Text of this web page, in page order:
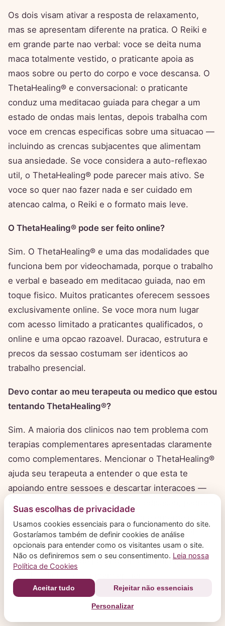
Os dois visam ativar a resposta de relaxamento,
mas se apresentam diferente na pratica. O Reiki e
em grande parte nao verbal: voce se deita numa
maca totalmente vestido, o praticante apoia as
maos sobre ou perto do corpo e voce descansa. O
ThetaHealing® e conversacional: o praticante
conduz uma meditacao guiada para chegar a um
estado de ondas mais lentas, depois trabalha com
voce em crencas especificas sobre uma situacao —
incluindo as crencas subjacentes que alimentam
sua ansiedade. Se voce considera a auto-reflexao
util, o ThetaHealing® pode parecer mais ativo. Se
voce so quer nao fazer nada e ser cuidado em
atencao calma, o Reiki e o formato mais leve.
O ThetaHealing® pode ser feito online?
Sim. O ThetaHealing® e uma das modalidades que
funciona bem por videochamada, porque o trabalho
e verbal e baseado em meditacao guiada, nao em
toque fisico. Muitos praticantes oferecem sessoes
exclusivamente online. Se voce mora num lugar
com acesso limitado a praticantes qualificados, o
online e uma opcao razoavel. Duracao, estrutura e
precos da sessao costumam ser identicos ao
trabalho presencial.
Devo contar ao meu terapeuta ou medico que estou
tentando ThetaHealing®?
Sim. A maioria dos clinicos nao tem problema com
terapias complementares apresentadas claramente
como complementares. Mencionar o ThetaHealing®
ajuda seu terapeuta a entender o que esta te
apoiando entre sessoes e descartar interacoes —
de sono ou material terapeutico que emerge no
mesmo periodo. Profissionais de saude mental
tendem a ser pragmaticos: se algo de apoio ajuda
voce a se manter de pe enquanto continua o
Suas escolhas de privacidade
Usamos cookies essenciais para o funcionamento do site.
Gostaríamos também de definir cookies de análise
opcionais para entender como os visitantes usam o site.
Não os definiremos sem o seu consentimento. Leia nossa
Política de Cookies
Aceitar tudo Rejeitar não essenciais
Personalizar